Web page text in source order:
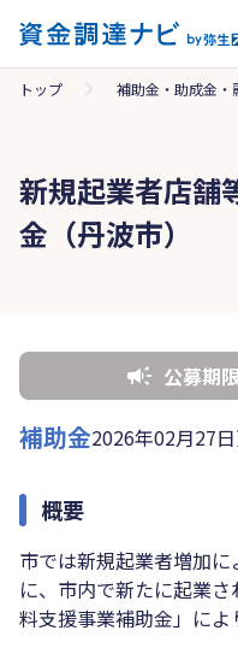
トップ 補助金・助成金・
新規起業者店舗
金（丹波市）
公募期
補助金2026年02月27
概要
市では新規起業者増加
に、市内で新たに起業
料支援事業補助金」によ